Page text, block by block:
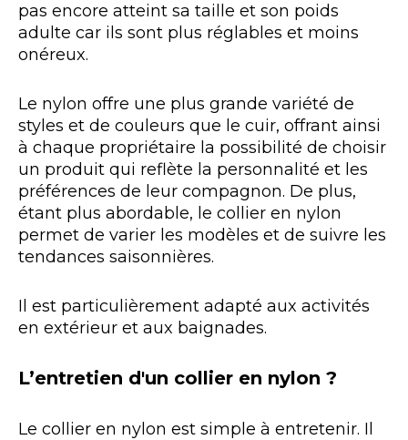
pas encore atteint sa taille et son poids
adulte car ils sont plus réglables et moins
onéreux.
Le nylon offre une plus grande variété de
styles et de couleurs que le cuir, offrant ainsi
à chaque propriétaire la possibilité de choisir
un produit qui reflète la personnalité et les
préférences de leur compagnon. De plus,
étant plus abordable, le collier en nylon
permet de varier les modèles et de suivre les
tendances saisonnières.
Il est particulièrement adapté aux activités
en extérieur et aux baignades.
L’entretien d'un collier en nylon ?
Le collier en nylon est simple à entretenir. Il